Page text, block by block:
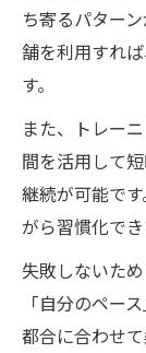
ち寄るパター
舗を利用すれ
す。
また、トレー
間を活用して
継続が可能で
がら習慣化でき
失敗しないた
「自分のペー
都合に合わせ